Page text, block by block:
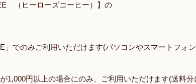
（ヒーローズコーヒー）】の
」でのみご利用いただけます(パソコンやスマートフォ
1,000円以上の場合にのみ、ご利用いただけます(送料分